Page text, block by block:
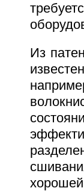
Из
хорошей